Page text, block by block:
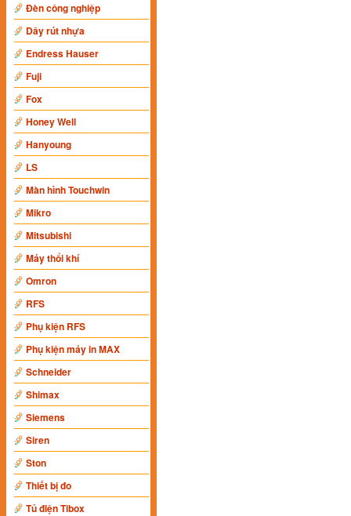
Đèn công nghiệp
Dây rút nhựa
Endress Hauser
Fuji
Fox
Honey Well
Hanyoung
LS
Màn hình Touchwin
Mikro
Mitsubishi
Máy thổi khí
Omron
RFS
Phụ kiện RFS
Phụ kiện máy in MAX
Schneider
Shimax
Siemens
Siren
Ston
Thiết bị đo
Tủ điện Tibox